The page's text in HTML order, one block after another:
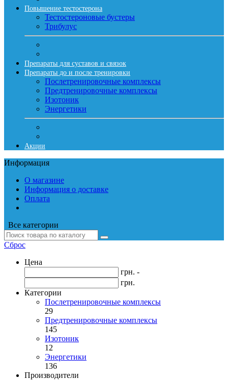
Повышение тестостерона
Тестостероновые бустеры
Трибулус
Препараты для суставов и связок
Препараты до и после тренировки
Послетренировочные комплексы
Предтренировочные комплексы
Изотоник
Энергетики
Акции
Информация
О магазине
Информация о доставке
Оплата
Все категории
Сброс
Цена
грн. -
грн.
Категории
Послетренировочные комплексы
29
Предтренировочные комплексы
145
Изотоник
12
Энергетики
136
Производители